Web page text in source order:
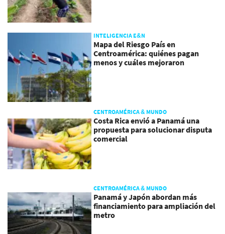
INTELIGENCIA E&N
Mapa del Riesgo País en
Centroamérica: quiénes pagan
menos y cuáles mejoraron
CENTROAMÉRICA & MUNDO
Costa Rica envió a Panamá una
propuesta para solucionar disputa
comercial
CENTROAMÉRICA & MUNDO
Panamá y Japón abordan más
financiamiento para ampliación del
metro